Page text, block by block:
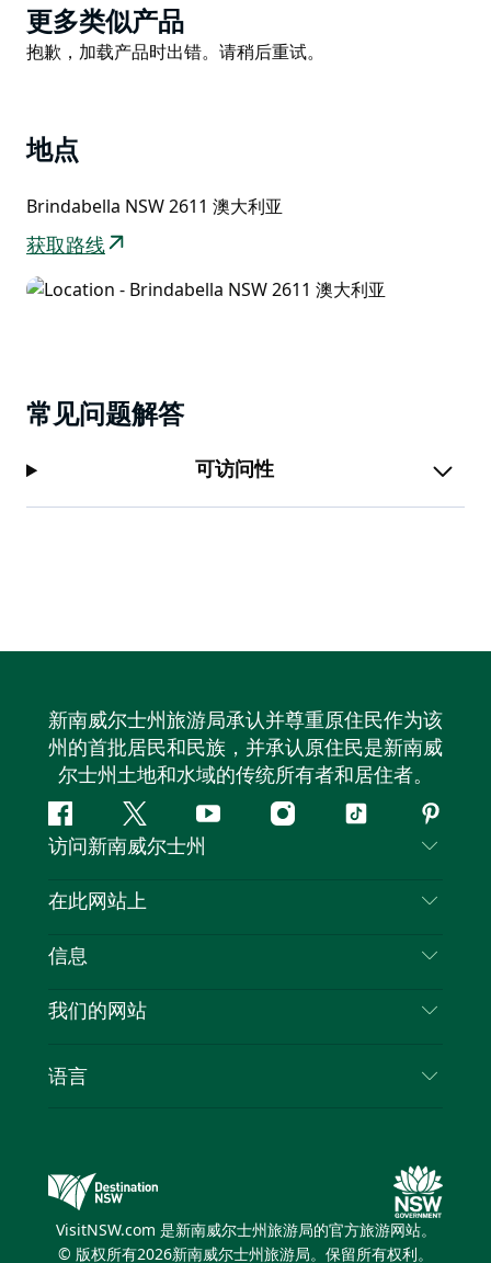
呼吸着清新的山间空气，欣赏沿途众多步道上的壮丽景
色。晴朗的日子里，您可以远眺堪培拉，向南眺望澳大利
参观麦金泰尔小屋的历史遗址。之后，不妨在风景如画的
跳蚤溪露营地和野餐区稍作停留，这里是野餐、垂钓和露
Product
List
更多类似产品
Product
抱歉，加载产品时出错。请稍后重试。
地点
Brindabella NSW 2611 澳大利亚
获取路线
常见问题解答
可访问性
新南威尔士州旅游局承认并尊重原住民作为该
州的首批居民和民族，并承认原住民是新南威
尔士州土地和水域的传统所有者和居住者。
Facebook叽
叽
喳
YouTubeInstagram
抖
访问新南威尔士州
联系我们
隐私
Cookie 通知
在此网站上
目的地
新南威尔士州公路旅行
活动
信息
旅行信息
新南威尔士州的商业
我们的网站
新南威尔士州旅游局媒体中心
缤纷悉尼灯光音乐节
语言
VisitNSW.com 是新南威尔士州旅游局的官方旅游网站。
© 版权所有2026新南威尔士州旅游局。保留所有权利。